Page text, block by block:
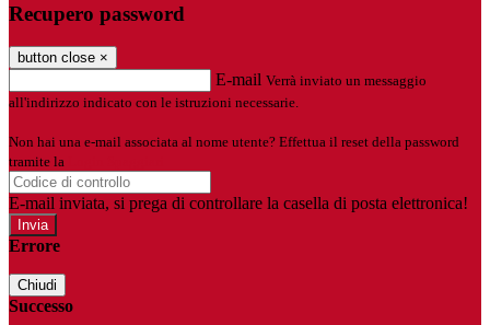
Recupero password
button close ×
E-mail Verrà inviato un messaggio
all'indirizzo indicato con le istruzioni necessarie.
Non hai una e-mail associata al nome utente? Effettua il reset della password
tramite la
E-mail inviata, si prega di controllare la casella di posta elettronica!
Errore
Chiudi
Successo